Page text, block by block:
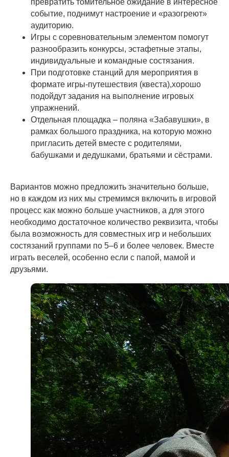
превратить томительное ожидание в интересное
событие, поднимут настроение и «разогреют»
аудиторию.
Игры с соревновательным элементом помогут
разнообразить конкурсы, эстафетные этапы,
индивидуальные и командные состязания.
При подготовке станций для мероприятия в
формате игры-путешествия (квеста),хорошо
подойдут задания на выполнение игровых
упражнений.
Отдельная площадка – поляна «Забавушки», в
рамках большого праздника, на которую можно
пригласить детей вместе с родителями,
бабушками и дедушками, братьями и сёстрами.
Вариантов можно предложить значительно больше,
но в каждом из них мы стремимся включить в игровой
процесс как можно больше участников, а для этого
необходимо достаточное количество реквизита, чтобы
была возможность для совместных игр и небольших
состязаний группами по 5–6 и более человек. Вместе
играть веселей, особенно если с папой, мамой и
друзьями.